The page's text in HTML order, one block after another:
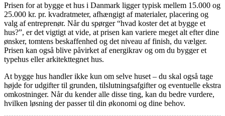
Prisen for at bygge et hus i Danmark ligger typisk mellem 15.000 og
25.000 kr. pr. kvadratmeter, afhængigt af materialer, placering og
valg af entreprenør. Når du spørger “hvad koster det at bygge et
hus?”, er det vigtigt at vide, at prisen kan variere meget alt efter dine
ønsker, tomtens beskaffenhed og det niveau af finish, du vælger.
Prisen kan også blive påvirket af energikrav og om du bygger et
typehus eller arkitekttegnet hus.
At bygge hus handler ikke kun om selve huset – du skal også tage
højde for udgifter til grunden, tilslutningsafgifter og eventuelle ekstra
omkostninger. Når du kender alle disse ting, kan du bedre vurdere,
hvilken løsning der passer til din økonomi og dine behov.